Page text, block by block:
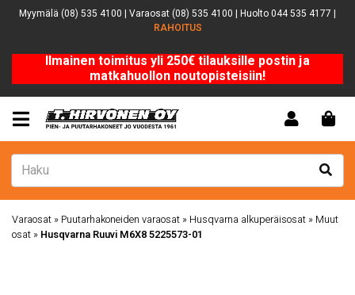
Myymälä (08) 535 4100 | Varaosat (08) 535 4100 | Huolto 044 535 4177 |
RAHOITUS
Ilmainen toimitus yli 250€ tilauksille postin ja
matkahuollon noutopisteisiin!
Varaosat » Puutarhakoneiden varaosat » Husqvarna alkuperäisosat » Muut
osat » Husqvarna Ruuvi M6X8 5225573-01